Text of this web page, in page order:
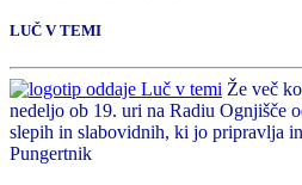
LUČ V TEMI
Že več
nedeljo ob 19. uri na Radiu Ognjišče
slepih in slabovidnih, ki jo pripravlja
Pungertnik